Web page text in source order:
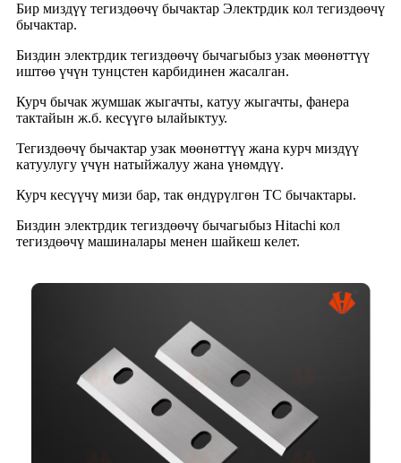
Бир миздүү тегиздөөчү бычактар ​​Электрдик кол тегиздөөчү
бычактар.
Биздин электрдик тегиздөөчү бычагыбыз узак мөөнөттүү
иштөө үчүн тунцстен карбидинен жасалган.
Курч бычак жумшак жыгачты, катуу жыгачты, фанера
тактайын ж.б. кесүүгө ылайыктуу.
Тегиздөөчү бычактар ​​узак мөөнөттүү жана курч миздүү
катуулугу үчүн натыйжалуу жана үнөмдүү.
Курч кесүүчү мизи бар, так өндүрүлгөн TC бычактары.
Биздин электрдик тегиздөөчү бычагыбыз Hitachi кол
тегиздөөчү машиналары менен шайкеш келет.